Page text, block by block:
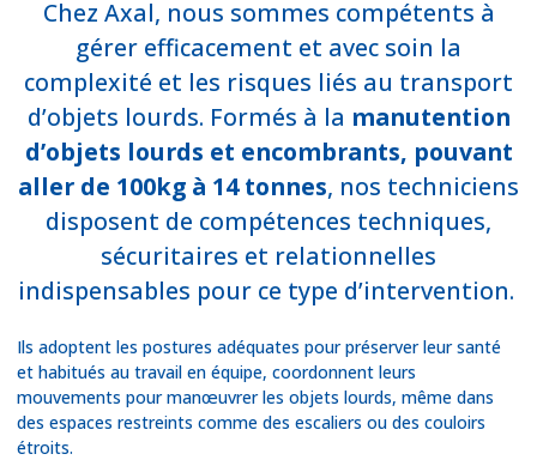
Chez Axal, nous sommes compétents à
gérer efficacement et avec soin la
complexité et les risques liés au transport
d’objets lourds. Formés à la manutention
d’objets lourds et encombrants, pouvant
aller de 100kg à 14 tonnes, nos techniciens
disposent de compétences techniques,
sécuritaires et relationnelles
indispensables pour ce type d’intervention.
Ils adoptent les postures adéquates pour préserver leur santé
et habitués au travail en équipe, coordonnent leurs
mouvements pour manœuvrer les objets lourds, même dans
des espaces restreints comme des escaliers ou des couloirs
étroits.